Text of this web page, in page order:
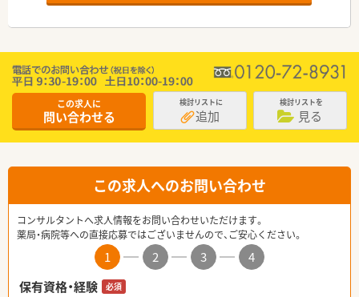
この求人に
問い合わせる
検討リストに
追加
検討リストを
見る
この求人へのお問い合わせ
コンサルタントへ求人情報をお問い合わせいただけます。
薬局・病院等への直接応募ではございませんので、ご安心ください。
1 2 3
4
保有資格・経験
必須